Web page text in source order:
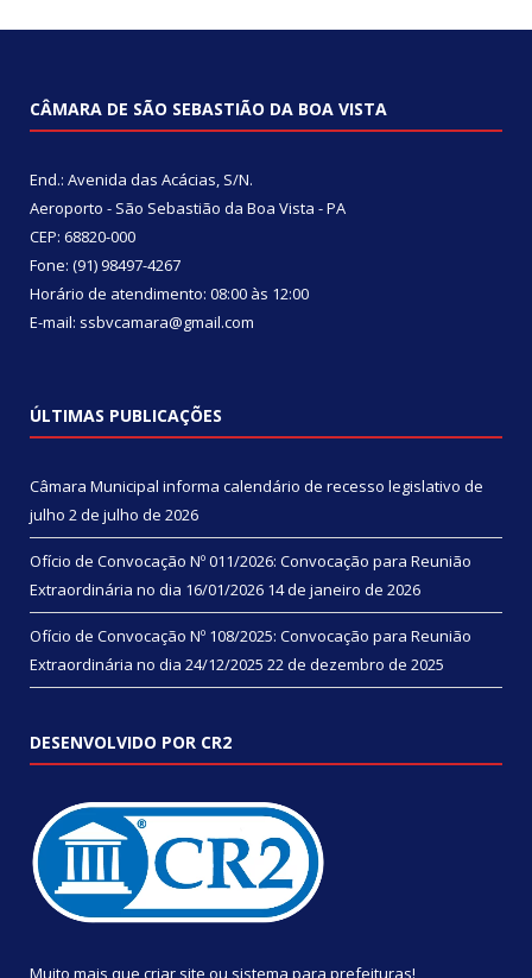
CÂMARA DE SÃO SEBASTIÃO DA BOA VISTA
End.: Avenida das Acácias, S/N.
Aeroporto - São Sebastião da Boa Vista - PA
CEP: 68820-000
Fone: (91) 98497-4267
Horário de atendimento: 08:00 às 12:00
E-mail: ssbvcamara@gmail.com
ÚLTIMAS PUBLICAÇÕES
Câmara Municipal informa calendário de recesso legislativo de
julho 2 de julho de 2026
Ofício de Convocação Nº 011/2026: Convocação para Reunião
Extraordinária no dia 16/01/2026 14 de janeiro de 2026
Ofício de Convocação Nº 108/2025: Convocação para Reunião
Extraordinária no dia 24/12/2025 22 de dezembro de 2025
DESENVOLVIDO POR CR2